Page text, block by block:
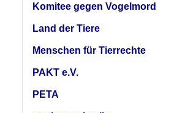
Komitee gegen Vogelmord
Land der Tiere
Menschen für Tierrechte
PAKT e.V.
PETA